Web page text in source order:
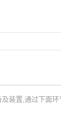
装置,通过下面